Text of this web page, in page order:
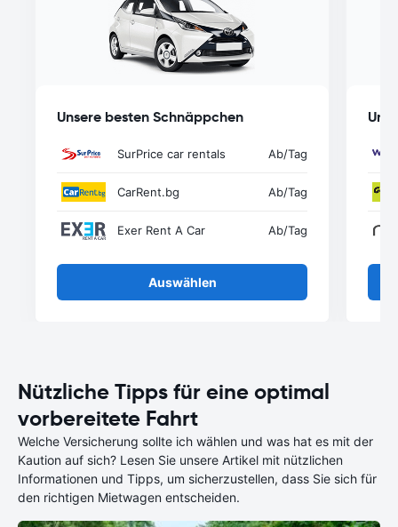
Unsere besten Schnäppchen
SurPrice car rentals Ab/Tag
CarRent.bg Ab/Tag
Exer Rent A Car Ab/Tag
Auswählen
Nützliche Tipps für eine optimal
vorbereitete Fahrt
Welche Versicherung sollte ich wählen und was hat es mit der
Kaution auf sich? Lesen Sie unsere Artikel mit nützlichen
Informationen und Tipps, um sicherzustellen, dass Sie sich für
den richtigen Mietwagen entscheiden.